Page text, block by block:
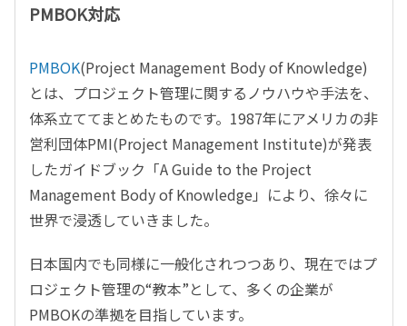
PMBOK対応
PMBOK(Project Management Body of Knowledge)
とは、プロジェクト管理に関するノウハウや手法を、
体系立ててまとめたものです。1987年にアメリカの非
営利団体PMI(Project Management Institute)が発表
したガイドブック「A Guide to the Project
Management Body of Knowledge」により、徐々に
世界で浸透していきました。
日本国内でも同様に一般化されつつあり、現在ではプ
ロジェクト管理の“教本”として、多くの企業が
PMBOKの準拠を目指しています。